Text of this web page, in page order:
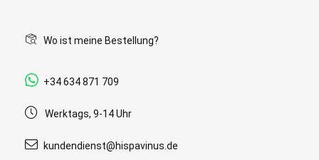
Wo ist meine Bestellung?
+34 634 871 709
Werktags, 9-14 Uhr
kundendienst@hispavinus.de